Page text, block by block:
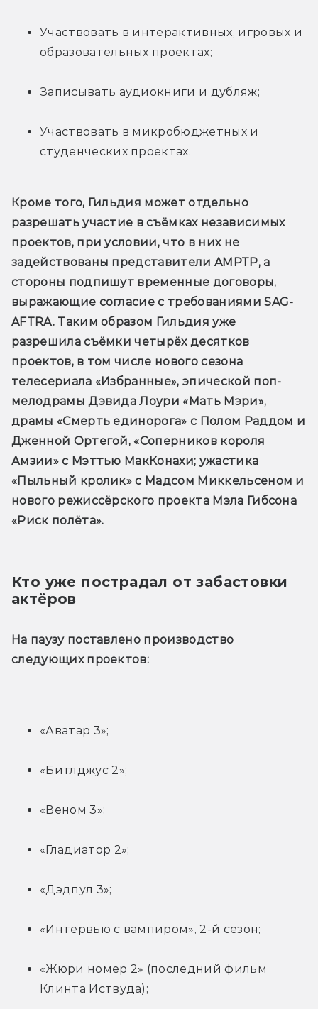
Участвовать в интерактивных, игровых и
образовательных проектах;
Записывать аудиокниги и дубляж;
Участвовать в микробюджетных и
студенческих проектах.
Кроме того, Гильдия может отдельно
разрешать участие в съёмках независимых
проектов, при условии, что в них не
задействованы представители AMPTP, а
стороны подпишут временные договоры,
выражающие согласие с требованиями SAG-
AFTRA. Таким образом Гильдия уже
разрешила съёмки четырёх десятков
проектов, в том числе нового сезона
телесериала «Избранные», эпической поп-
мелодрамы Дэвида Лоури «Мать Мэри»,
драмы «Смерть единорога» с Полом Раддом и
Дженной Ортегой, «Соперников короля
Амзии» с Мэттью МакКонахи; ужастика
«Пыльный кролик» с Мадсом Миккельсеном и
нового режиссёрского проекта Мэла Гибсона
«Риск полёта».
Кто уже пострадал от забастовки
актёров
На паузу поставлено производство
следующих проектов:
«Аватар 3»;
«Битлджус 2»;
«Веном 3»;
«Гладиатор 2»;
«Дэдпул 3»;
«Интервью с вампиром», 2-й сезон;
«Жюри номер 2» (последний фильм
Клинта Иствуда);